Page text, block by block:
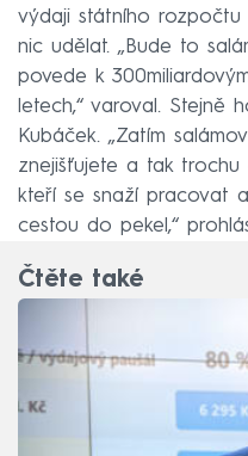
výdaji státního
nic udělat. „Bude to
povede k
letech,“ varoval. Stejně
Kubáček. „Zatím
znejišťujete a tak
kteří se snaží pracovat
cestou do pekel,“
Čtěte také